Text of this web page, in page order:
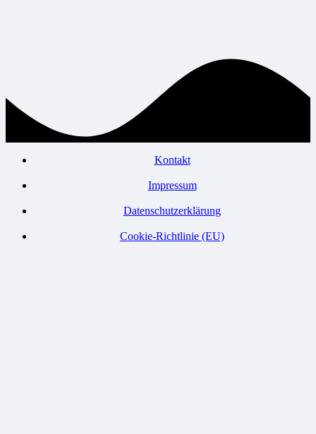
Kontakt
Impressum
Datenschutzerklärung
Cookie-Richtlinie (EU)